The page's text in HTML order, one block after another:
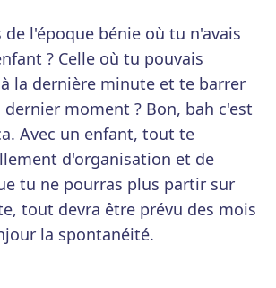
de l'époque bénie où tu n'avais
? Celle où tu pouvais
la dernière minute et te barrer
dernier moment ? Bon, bah c'est
Avec un enfant, tout te
d'organisation et de
tu ne pourras plus partir sur
tout devra être prévu des mois
la spontanéité.